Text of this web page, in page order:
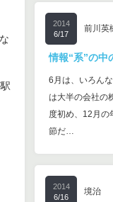
2014
6/17
前川英
情報“系”の中
6月は、いろん
は大半の会社の
度初め、12月の
節だ…
2014
6/16
境治